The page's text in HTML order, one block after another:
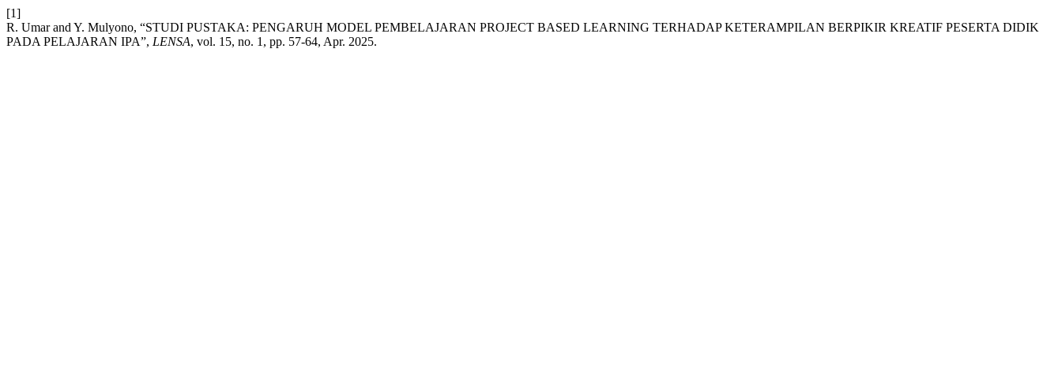
[1]
R. Umar and Y. Mulyono, “STUDI PUSTAKA: PENGARUH MODEL PEMBELAJARAN PROJECT BASED LEARNING TERHADAP KETERAMPILAN BERPIKIR KREATIF PESERTA DIDIK
PADA PELAJARAN IPA”, LENSA, vol. 15, no. 1, pp. 57-64, Apr. 2025.